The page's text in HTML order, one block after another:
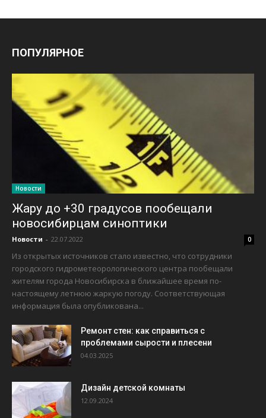
ПОПУЛЯРНОЕ
Новости
Жару до +30 градусов пообещали
новосибирцам синоптики
Новости - 22.07.2022 0
Из открытых источников стало известно, что сотрудники
городского гидрометеорологического центра пообещали
жителям города Новосибирска в ближайшее время по-
настоящему летнюю жаркую погоду. Соответствующая
информация была опубликована...
Ремонт стен: как справиться с
проблемами сырости и плесени
04.03.2025
Дизайн детской комнаты
12.09.2024